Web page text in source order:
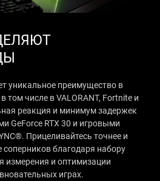
уникальное преимущество в
том числе в VALORANT, Fortnite и
реакция и минимум задержек
GeForce RTX 30 и игровыми
Прицеливайтесь точнее и
соперников благодаря набору
измерения и оптимизации
играх.